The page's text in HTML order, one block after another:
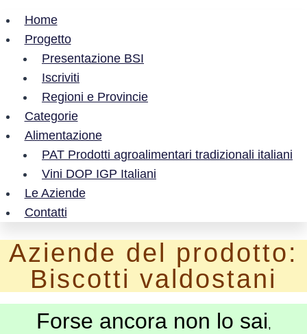
Home
Progetto
Presentazione BSI
Iscriviti
Regioni e Provincie
Categorie
Alimentazione
PAT Prodotti agroalimentari tradizionali italiani
Vini DOP IGP Italiani
Le Aziende
Contatti
Aziende del prodotto:
Biscotti valdostani
Forse ancora non lo sai,